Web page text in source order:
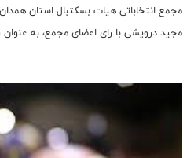
مجمع انتخاباتی هیات بسکتبال استان
مجید درویشی با رای اعضای مجمع، به